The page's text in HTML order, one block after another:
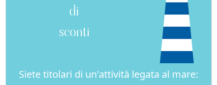
di
sconti
Siete titolari di un'attività legata al mare: